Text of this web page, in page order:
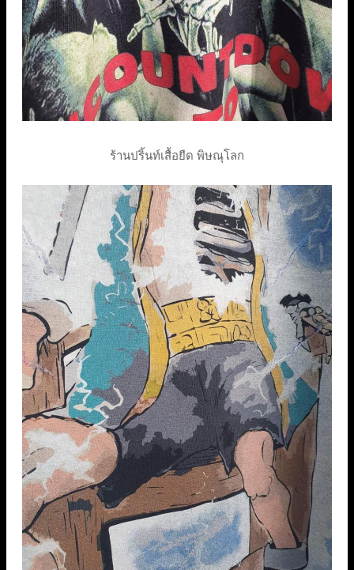
ร้านปริ้นท์เสื้อยืด พิษณุโลก